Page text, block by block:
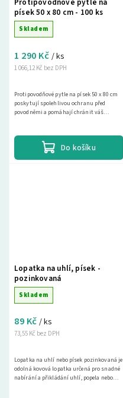
Protipovodňové pytle na
písek 50 x 80 cm - 100 ks
Skladem
1 066,12 Kč bez DPH
1 290 Kč / ks
Do košíku
Protipovodňové pytle na písek 50 x 80 cm
poskytují spolehlivou ochranu před
povodněmi a pomáhají chránit váš
Lopatka na uhlí, písek -
pozinkovaná
Skladem
73,55 Kč bez DPH
89 Kč / ks
Lopatka na uhlí nebo písek pozinkovaná je
odolná kovová lopatka určená pro snadné
nabírání a přikládání uhlí, popela nebo